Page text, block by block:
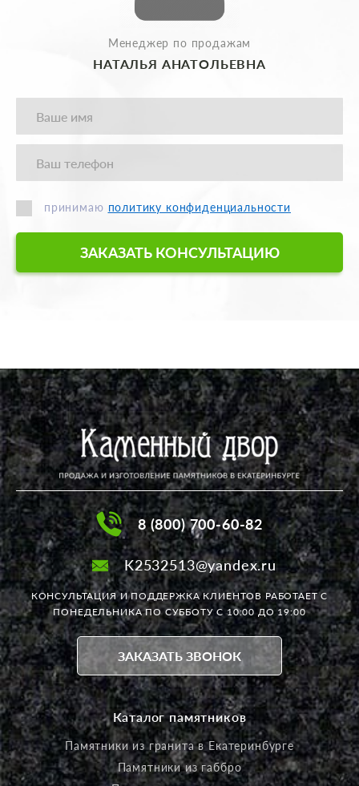
Менеджер по продажам
НАТАЛЬЯ АНАТОЛЬЕВНА
принимаю политику конфиденциальности
ЗАКАЗАТЬ КОНСУЛЬТАЦИЮ
8 (800) 700-60-82
K2532513@yandex.ru
КОНСУЛЬТАЦИЯ И ПОДДЕРЖКА КЛИЕНТОВ РАБОТАЕТС
ПОНЕДЕЛЬНИКА ПО СУББОТУ С 10:00 ДО 19:00
ЗАКАЗАТЬ ЗВОНОК
Каталог памятников
Памятники из гранита в Екатеринбурге
Памятники из габбро